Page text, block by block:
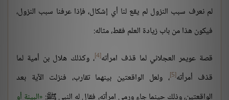
لم نعرف سبب النزول لم يقع لنا أي إشكال، فإذا عرفنا سبب النزول،
فيكون هذا من باب زيادة العلم فقط، مثاله:
قصة عويمر العجلاني لما قذف امرأته[4] ، وكذلك هلال بن أمية لما
قذف أمرأته[5] ، ولعل الواقعتين بينهما تقارب، فنزلت الآية بعد
الواقعتين، وذلك حينما جاء ورمى امرأته، فقال له النبي ﷺ: البينة أو